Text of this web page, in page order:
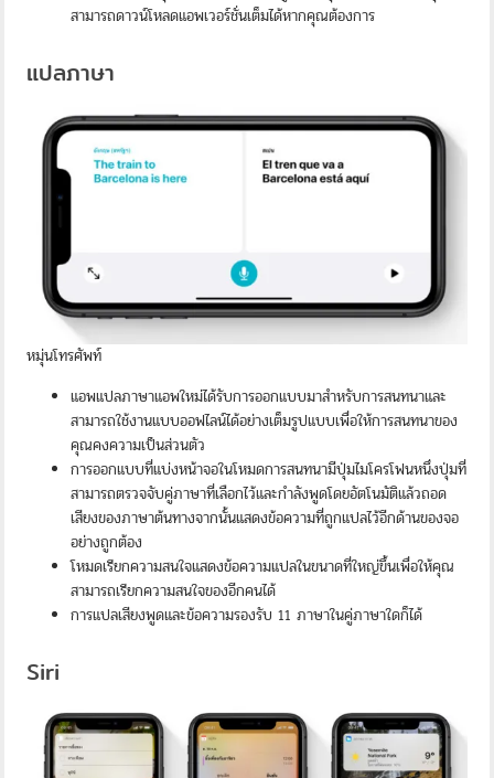
สามารถดาวน์โหลดแอพเวอร์ชั่นเต็มได้หากคุณต้องการ
แปลภาษา
หมุ่นโทรศัพท์
แอพแปลภาษาแอพใหม่ได้รับการออกแบบมาสำหรับการสนทนาและ
สามารถใช้งานแบบออฟไลน์ได้อย่างเต็มรูปแบบเพื่อให้การสนทนาของ
คุณคงความเป็นส่วนตัว
การออกแบบที่แบ่งหน้าจอในโหมดการสนทนามีปุ่มไมโครโฟนหนึ่งปุ่มที่
สามารถตรวจจับคู่ภาษาที่เลือกไว้และกำลังพูดโดยอัตโนมัติแล้วถอด
เสียงของภาษาต้นทางจากนั้นแสดงข้อความที่ถูกแปลไว้อีกด้านของจอ
อย่างถูกต้อง
โหมดเรียกความสนใจแสดงข้อความแปลในขนาดที่ใหญ่ขึ้นเพื่อให้คุณ
สามารถเรียกความสนใจของอีกคนได้
การแปลเสียงพูดและข้อความรองรับ 11 ภาษาในคู่ภาษาใดก็ได้
Siri